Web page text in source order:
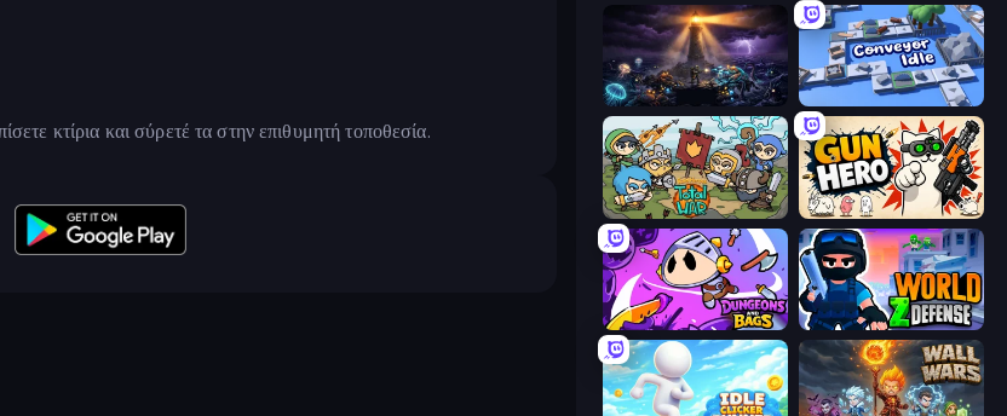
κτίρια και σύρετέ τα στην επιθυμητή τοποθεσία.
The Last Lighthouse Conveyor Idle
Raid Heroes: Total War Gun Hero: Cat Survival
Dungeons and Bags World Z Defense - Zombie Defense